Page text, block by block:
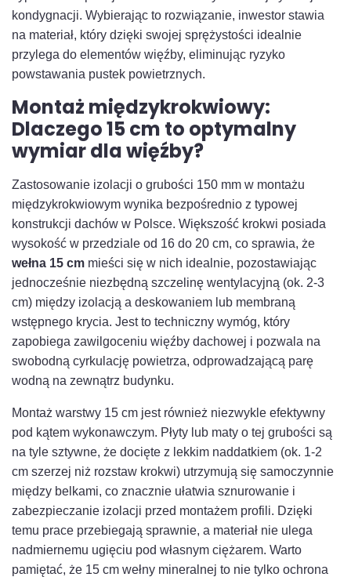
kondygnacji. Wybierając to rozwiązanie, inwestor stawia
na materiał, który dzięki swojej sprężystości idealnie
przylega do elementów więźby, eliminując ryzyko
powstawania pustek powietrznych.
Montaż międzykrokwiowy:
Dlaczego 15 cm to optymalny
wymiar dla więźby?
Zastosowanie izolacji o grubości 150 mm w montażu
międzykrokwiowym wynika bezpośrednio z typowej
konstrukcji dachów w Polsce. Większość krokwi posiada
wysokość w przedziale od 16 do 20 cm, co sprawia, że
wełna 15 cm mieści się w nich idealnie, pozostawiając
jednocześnie niezbędną szczelinę wentylacyjną (ok. 2-3
cm) między izolacją a deskowaniem lub membraną
wstępnego krycia. Jest to techniczny wymóg, który
zapobiega zawilgoceniu więźby dachowej i pozwala na
swobodną cyrkulację powietrza, odprowadzającą parę
wodną na zewnątrz budynku.
Montaż warstwy 15 cm jest również niezwykle efektywny
pod kątem wykonawczym. Płyty lub maty o tej grubości są
na tyle sztywne, że docięte z lekkim naddatkiem (ok. 1-2
cm szerzej niż rozstaw krokwi) utrzymują się samoczynnie
między belkami, co znacznie ułatwia sznurowanie i
zabezpieczanie izolacji przed montażem profili. Dzięki
temu prace przebiegają sprawnie, a materiał nie ulega
nadmiernemu ugięciu pod własnym ciężarem. Warto
pamiętać, że 15 cm wełny mineralnej to nie tylko ochrona